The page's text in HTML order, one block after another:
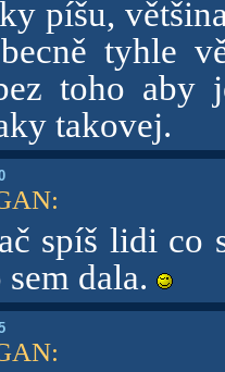
píšu,
tyhle
toho aby
takovej.
:
spíš lidi co
dala.
: